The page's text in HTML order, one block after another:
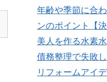
年齢や季節に合
ンのポイント【決
美人を作る水素水
債務整理で失敗
リフォームアイ